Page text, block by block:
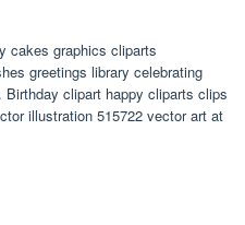
cakes graphics cliparts
greetings library celebrating
clipart happy cliparts clips
illustration 515722 vector art at